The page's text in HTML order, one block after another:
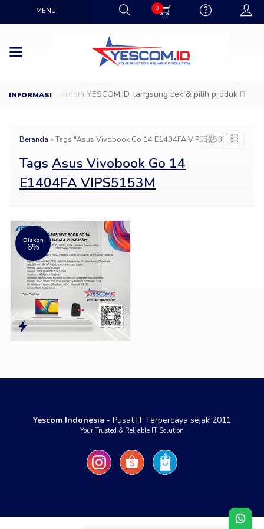
MENU 0
Datang ke Showroom YESCOM.ID, langsung cek & pilih produk IT
Beranda »Tags "Asus Vivobook Go 14 E1404FA VIPS5153M"
Tags Asus Vivobook Go 14
E1404FA VIPS5153M
Diskon
6%
Yescom Indonesia - Pusat IT Terpercaya sejak 2011
Your Trusted & Reliable IT Solution